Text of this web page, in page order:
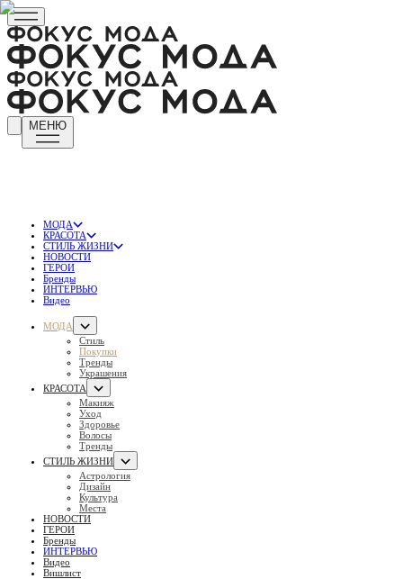
МЕНЮ
МОДА
КРАСОТА
СТИЛЬ ЖИЗНИ
НОВОСТИ
ГЕРОИ
Бренды
ИНТЕРВЬЮ
Видео
МОДА
Стиль
Покупки
Тренды
Украшения
КРАСОТА
Макияж
Уход
Здоровье
Волосы
Тренды
СТИЛЬ ЖИЗНИ
Астрология
Дизайн
Культура
Места
НОВОСТИ
ГЕРОИ
Бренды
ИНТЕРВЬЮ
Видео
Вишлист